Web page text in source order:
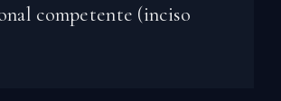
competente (inciso